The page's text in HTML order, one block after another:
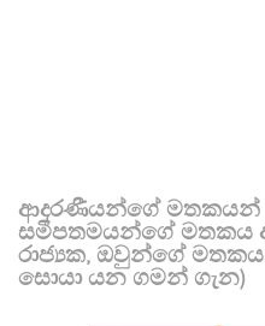
ආදරණීයන්ගේ මතකයන්
සමීපතමයන්ගේ මතකය
රාජ්‍යක, ඔවුන්ගේ
සොයා යන ගමන් ගැන)